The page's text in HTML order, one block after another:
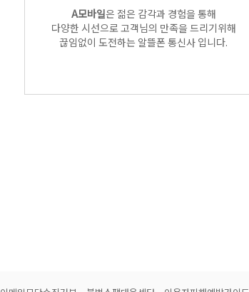
A모바일은 젊은 감각과 경험을 통해
다양한 시선으로 고객님의 만족을 드리기위해
끊임없이 도전하는 알뜰폰 통신사 입니다.